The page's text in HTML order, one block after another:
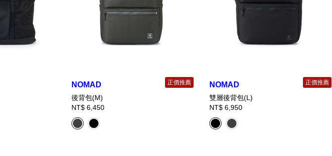
NOMAD 正價推薦
後背包(M)
NT$ 6,450
NOMAD 正價推薦
雙層後背包(L)
NT$ 6,950